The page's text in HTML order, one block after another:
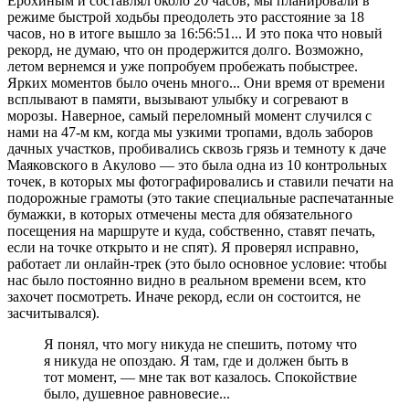
режиме быстрой ходьбы преодолеть это расстояние за 18
часов, но в итоге вышло за 16:56:51... И это пока что новый
рекорд, не думаю, что он продержится долго. Возможно,
летом вернемся и уже попробуем пробежать побыстрее.
Ярких моментов было очень много... Они время от времени
всплывают в памяти, вызывают улыбку и согревают в
морозы. Наверное, самый переломный момент случился с
нами на 47-м км, когда мы узкими тропами, вдоль заборов
дачных участков, пробивались сквозь грязь и темноту к даче
Маяковского в Акулово — это была одна из 10 контрольных
точек, в которых мы фотографировались и ставили печати на
подорожные грамоты (это такие специальные распечатанные
бумажки, в которых отмечены места для обязательного
посещения на маршруте и куда, собственно, ставят печать,
если на точке открыто и не спят). Я проверял исправно,
работает ли онлайн-трек (это было основное условие: чтобы
нас было постоянно видно в реальном времени всем, кто
захочет посмотреть. Иначе рекорд, если он состоится, не
засчитывался).
Я понял, что могу никуда не спешить, потому что
я никуда не опоздаю. Я там, где и должен быть в
тот момент, — мне так вот казалось. Спокойствие
было, душевное равновесие...